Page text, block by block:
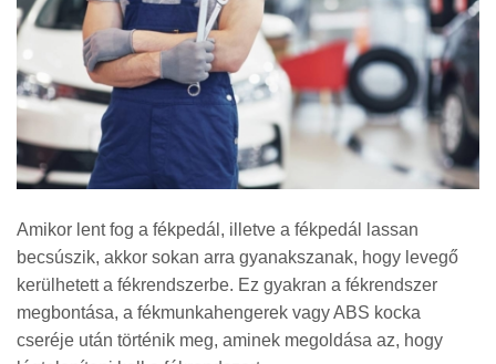
Amikor lent fog a fékpedál, illetve a fékpedál lassan
becsúszik, akkor sokan arra gyanakszanak, hogy levegő
kerülhetett a fékrendszerbe. Ez gyakran a fékrendszer
megbontása, a fékmunkahengerek vagy ABS kocka
cseréje után történik meg, aminek megoldása az, hogy